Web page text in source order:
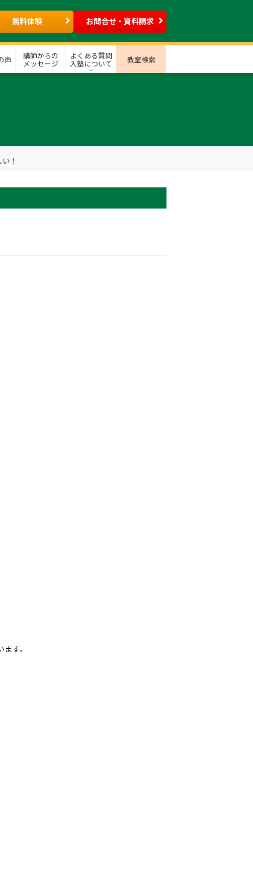
無料体験 お問合せ・資料請求
声
講師からの
メッセージ
よくある質問
入塾について
教室検索
！
す。